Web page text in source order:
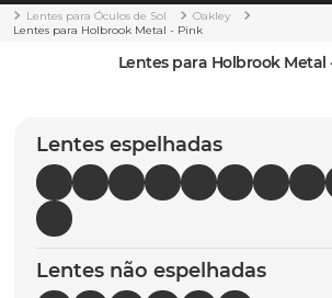
Lentes para Óculos de Sol
Oakley
Lentes para Holbrook Metal - Pink
Lentes para Holbrook Metal
Lentes espelhadas
Lentes não espelhadas
1º borrachas
holbrook
5º chaves
6º t-shock
7º latch
8º gasket